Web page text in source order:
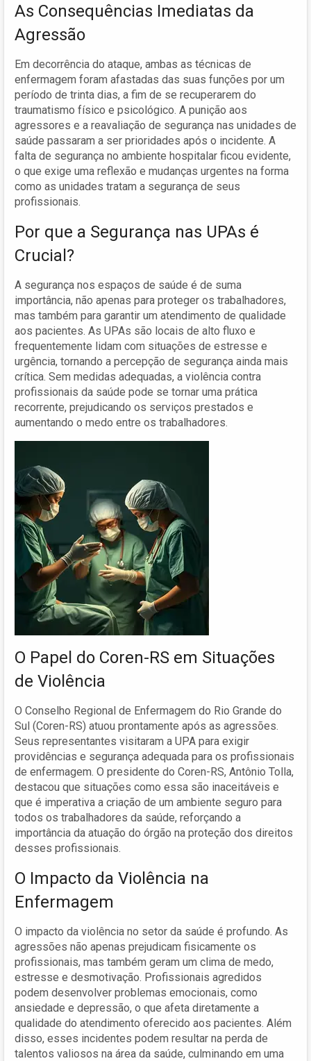
As Consequências Imediatas da
Agressão
Em decorrência do ataque, ambas as técnicas de
enfermagem foram afastadas das suas funções por um
período de trinta dias, a fim de se recuperarem do
traumatismo físico e psicológico. A punição aos
agressores e a reavaliação de segurança nas unidades de
saúde passaram a ser prioridades após o incidente. A
falta de segurança no ambiente hospitalar ficou evidente,
o que exige uma reflexão e mudanças urgentes na forma
como as unidades tratam a segurança de seus
profissionais.
Por que a Segurança nas UPAs é
Crucial?
A segurança nos espaços de saúde é de suma
importância, não apenas para proteger os trabalhadores,
mas também para garantir um atendimento de qualidade
aos pacientes. As UPAs são locais de alto fluxo e
frequentemente lidam com situações de estresse e
urgência, tornando a percepção de segurança ainda mais
crítica. Sem medidas adequadas, a violência contra
profissionais da saúde pode se tornar uma prática
recorrente, prejudicando os serviços prestados e
aumentando o medo entre os trabalhadores.
O Papel do Coren-RS em Situações
de Violência
O Conselho Regional de Enfermagem do Rio Grande do
Sul (Coren-RS) atuou prontamente após as agressões.
Seus representantes visitaram a UPA para exigir
providências e segurança adequada para os profissionais
de enfermagem. O presidente do Coren-RS, Antônio Tolla,
destacou que situações como essa são inaceitáveis e
que é imperativa a criação de um ambiente seguro para
todos os trabalhadores da saúde, reforçando a
importância da atuação do órgão na proteção dos direitos
desses profissionais.
O Impacto da Violência na
Enfermagem
O impacto da violência no setor da saúde é profundo. As
agressões não apenas prejudicam fisicamente os
profissionais, mas também geram um clima de medo,
estresse e desmotivação. Profissionais agredidos
podem desenvolver problemas emocionais, como
ansiedade e depressão, o que afeta diretamente a
qualidade do atendimento oferecido aos pacientes. Além
disso, esses incidentes podem resultar na perda de
talentos valiosos na área da saúde, culminando em uma